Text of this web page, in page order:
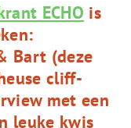
ECHO is
Bart (deze
cliff-
met een
leuke kwis